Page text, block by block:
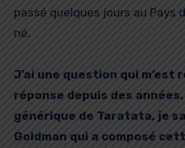
passé quelques jours au Pays
né.
J’ai une question qui m’est
réponse depuis des
générique de Taratata, je
Goldman qui a composé